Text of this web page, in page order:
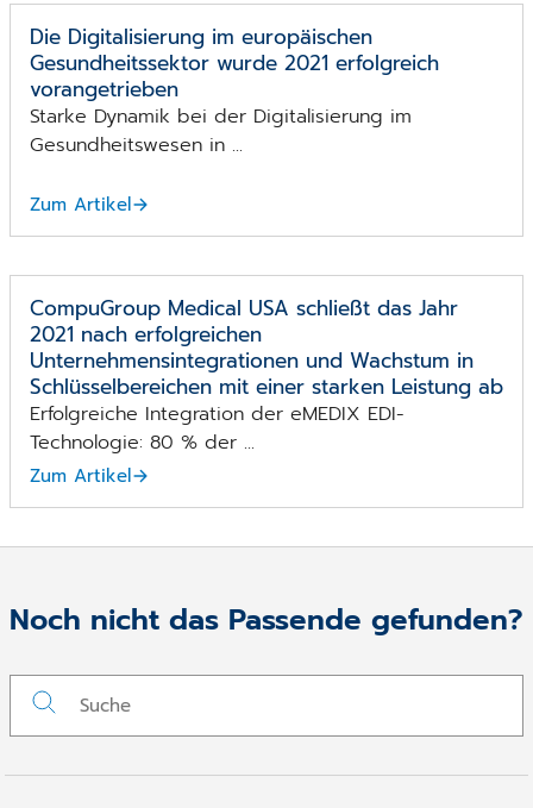
Die Digitalisierung im europäischen
Gesundheitssektor wurde 2021 erfolgreich
vorangetrieben
Starke Dynamik bei der Digitalisierung im
Gesundheitswesen in ...
Zum Artikel
CompuGroup Medical USA schließt das Jahr
2021 nach erfolgreichen
Unternehmensintegrationen und Wachstum in
Schlüsselbereichen mit einer starken Leistung ab
Erfolgreiche Integration der eMEDIX EDI-
Technologie: 80 % der ...
Zum Artikel
Noch nicht das Passende gefunden?